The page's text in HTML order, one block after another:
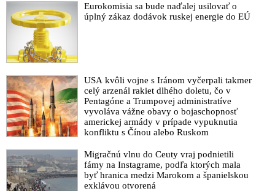
Eurokomisia sa bude naďalej usilovať o
úplný zákaz dodávok ruskej energie do EÚ
USA kvôli vojne s Iránom vyčerpali takmer
celý arzenál rakiet dlhého doletu, čo v
Pentagóne a Trumpovej administratíve
vyvoláva vážne obavy o bojaschopnosť
americkej armády v prípade vypuknutia
konfliktu s Čínou alebo Ruskom
Migračnú vlnu do Ceuty vraj podnietili
fámy na Instagrame, podľa ktorých mala
byť hranica medzi Marokom a španielskou
exklávou otvorená